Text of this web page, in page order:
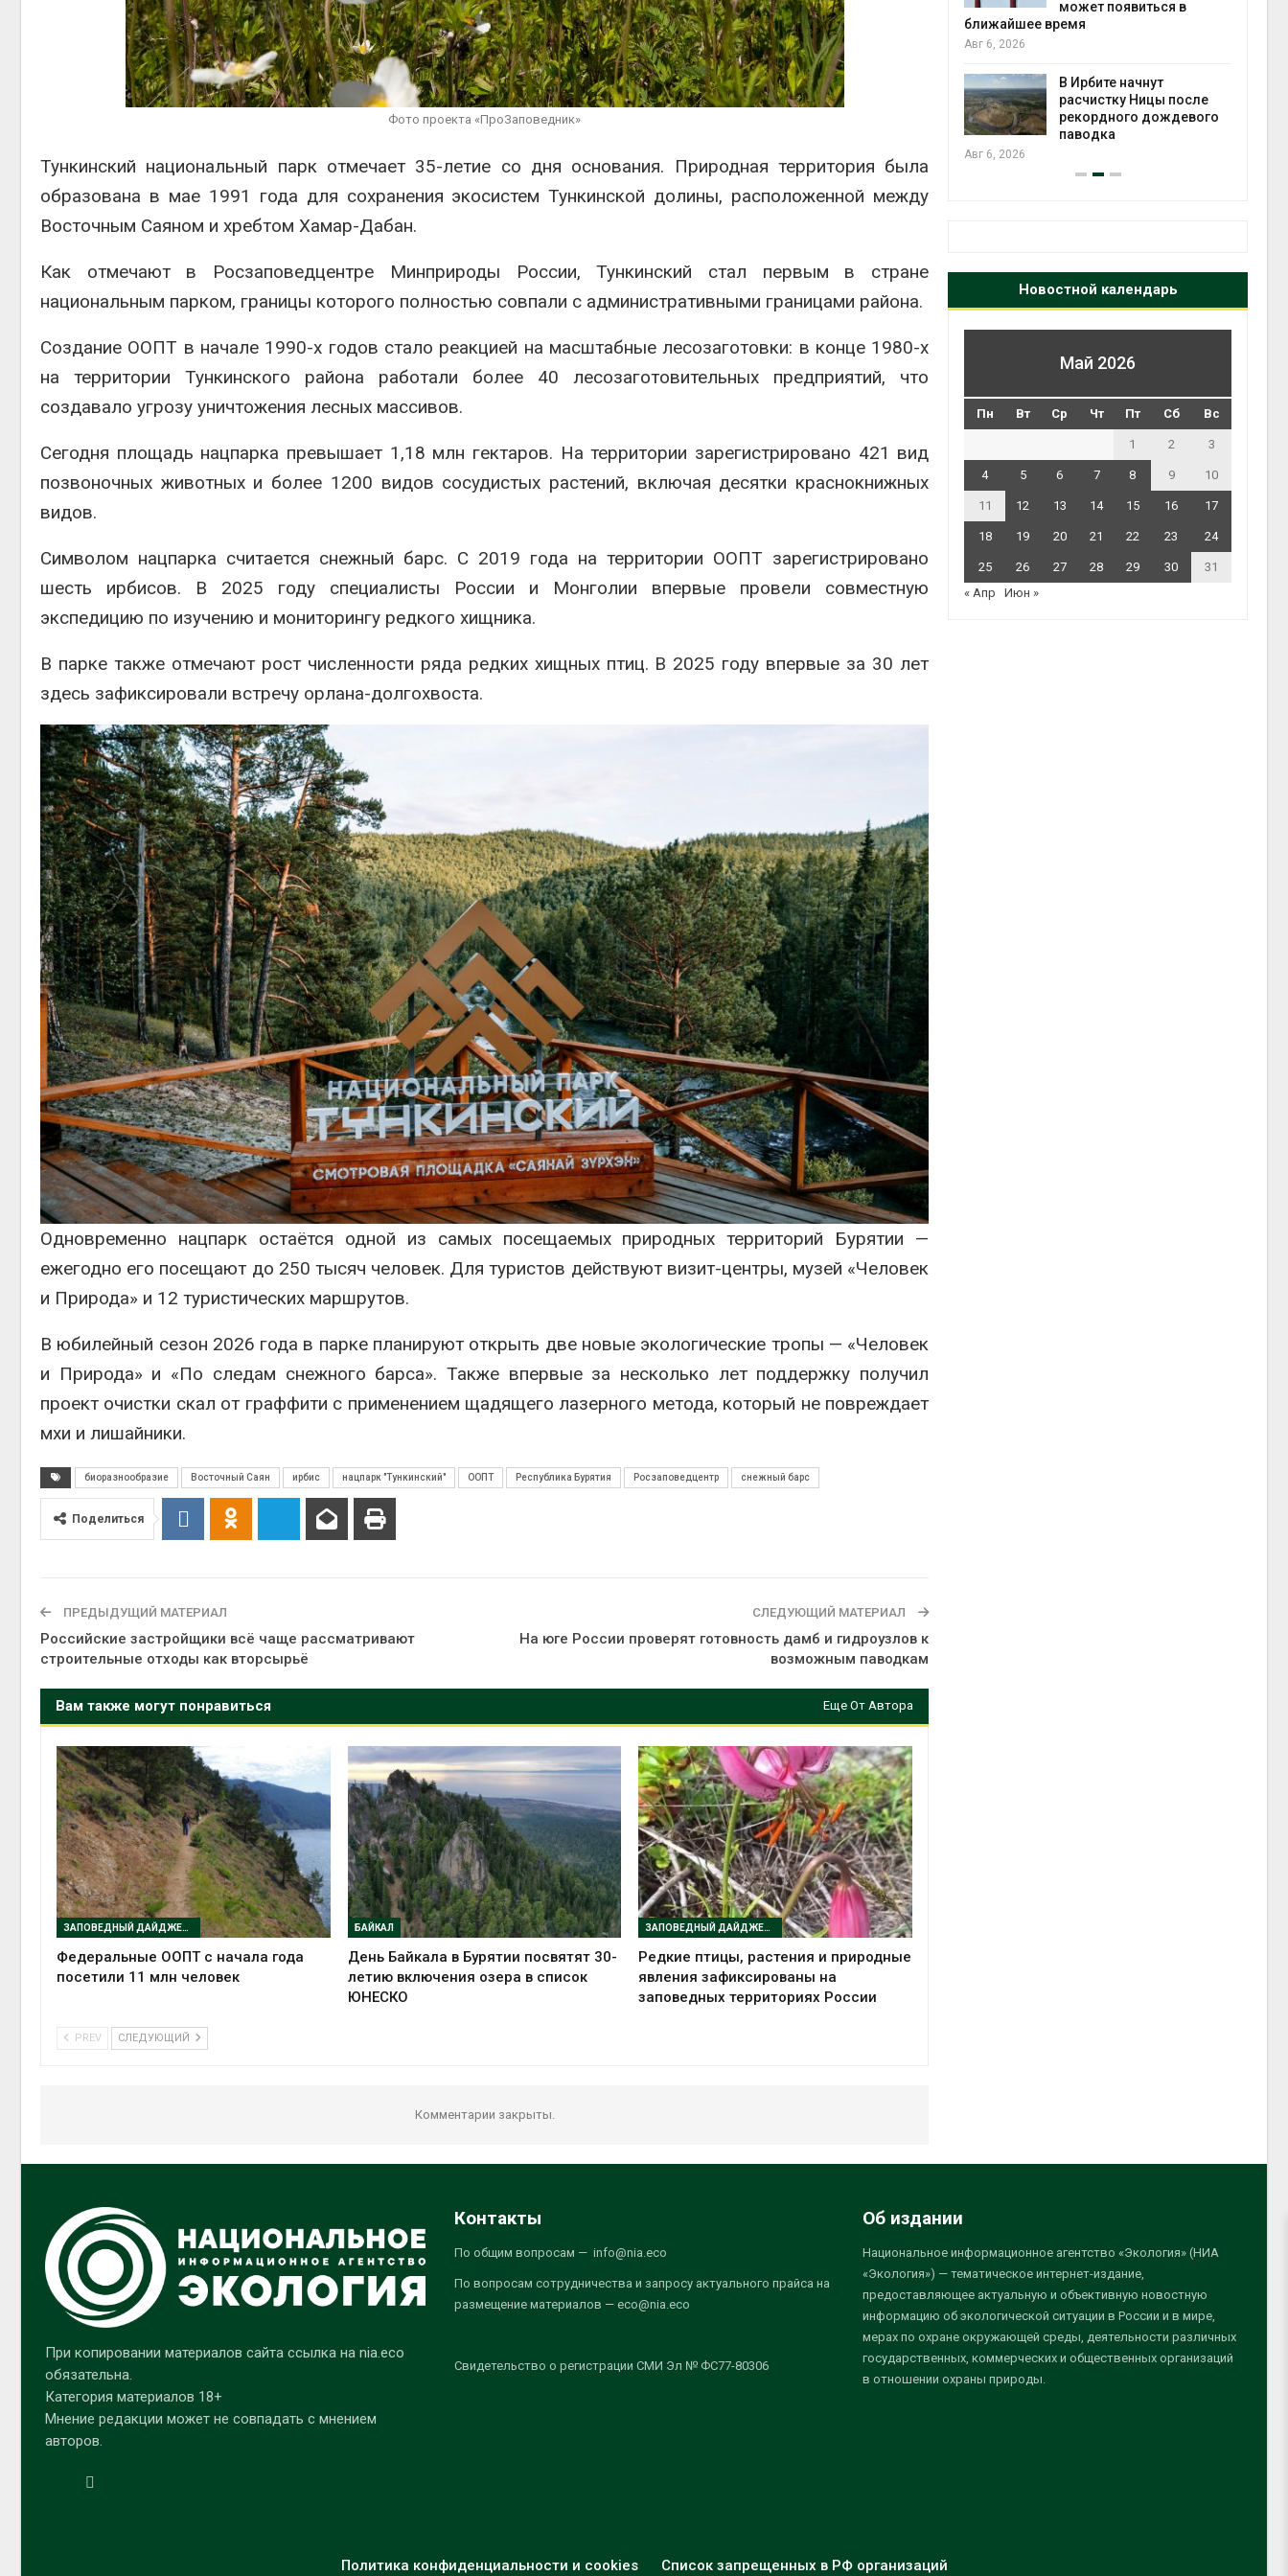
Фото проекта «ПроЗаповедник»
Тункинский национальный паркотмечает 35-летие со дня основания. Природная территория была
образована в мае 1991 года для сохранения экосистем Тункинской долины, расположенной между
Восточным Саяном и хребтом Хамар-Дабан.
Как отмечают в Росзаповедцентре Минприроды России, Тункинский стал первым в стране
национальным парком, границы которого полностью совпали с административными границами района.
Создание ООПТ в начале 1990-х годов стало реакцией на масштабные лесозаготовки: в конце 1980-х
на территории Тункинского района работали более 40 лесозаготовительных предприятий, что
создавало угрозу уничтожения лесных массивов.
Сегодня площадь нацпарка превышает 1,18 млн гектаров. На территории зарегистрировано 421 вид
позвоночных животных и более 1200 видов сосудистых растений, включая десятки краснокнижных
видов.
Символом нацпарка считается снежный барс. С 2019 года на территории ООПТ зарегистрировано
шесть ирбисов. В 2025 году специалисты России и Монголии впервые провели совместную
экспедицию по изучению и мониторингу редкого хищника.
В парке также отмечают рост численности ряда редких хищных птиц. В 2025 году впервые за 30 лет
здесь зафиксировали встречу орлана-долгохвоста.
Одновременно нацпарк остаётся одной из самых посещаемых природных территорий Бурятии —
ежегодно его посещают до 250 тысяч человек. Для туристов действуют визит-центры, музей «Человек
и Природа» и 12 туристических маршрутов.
В юбилейный сезон 2026 года в парке планируют открыть две новые экологические тропы — «Человек
и Природа» и «По следам снежного барса». Также впервые за несколько лет поддержку получил
проект очистки скал от граффити с применением щадящего лазерного метода, который не повреждает
мхи и лишайники.
биоразнообразие Восточный Саян ирбис нацпарк "Тункинский" ООПТ Республика Бурятия Росзаповедцентр снежный барс
Поделиться
ПРЕДЫДУЩИЙ МАТЕРИАЛ
Российские застройщики всё чаще рассматривают
строительные отходы как вторсырьё
СЛЕДУЮЩИЙ МАТЕРИАЛ
На юге России проверят готовность дамб и гидроузлов к
возможным паводкам
Вам также могут понравиться Еще От Автора
ЗАПОВЕДНЫЙ ДАЙДЖЕСТ
Федеральные ООПТ с начала года
посетили 11 млн человек
БАЙКАЛ
День Байкала в Бурятии посвятят 30-
летию включения озера в список
ЮНЕСКО
ЗАПОВЕДНЫЙ ДАЙДЖЕСТ
Редкие птицы, растения и природные
явления зафиксированы на
заповедных территориях России
PREV СЛЕДУЮЩИЙ
Комментарии закрыты.
Авг 5, 2026
Суд запретил
использовать
крокодилов для охраны
израильской тюрьмы
сентябре
Авг 6, 2026
Европа теряет всё
больше лесной
биомассы из-за засух,
вредителей и рубок
может появиться в
ближайшее время
Авг 6, 2026
В Ирбите начнут
расчистку Ницы после
Авг 5, 2026
крокодилов для охраны
израильской тюрьмы
Авг 5, 2026
Новостной календарь
Май 2026
Пн Вт Ср Чт Пт Сб Вс
1 2 3
4 5 6 7 8 9 10
11 12 13 14 15 16 17
18 19 20 21 22 23 24
25 26 27 28 29 30
31
« Апр
Июн »
При копировании материалов сайта ссылка на nia.eco
обязательна.
Категория материалов 18+
Мнение редакции может не совпадать с мнением
авторов.
Контакты
По общим вопросам — info@nia.eco
По вопросам сотрудничества и запросу актуального прайса на
размещение материалов — eco@nia.eco
Свидетельство о регистрации СМИ Эл № ФС77-80306
Об издании
Национальное информационное агентство «Экология» (НИА
«Экология») — тематическое интернет-издание,
предоставляющее актуальную и объективную новостную
информацию об экологической ситуации в России и в мире,
мерах по охране окружающей среды, деятельности различных
государственных, коммерческих и общественных организаций
в отношении охраны природы.
Политика конфиденциальности и cookies Список запрещенных в РФ организаций